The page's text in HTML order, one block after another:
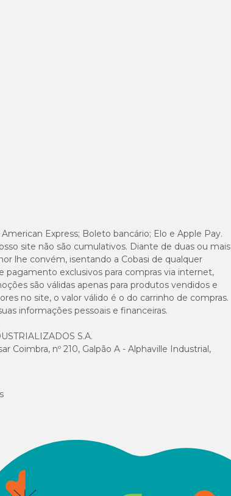
Express; Boleto bancário; Elo e Apple Pay.
site não são cumulativos. Diante de duas ou mais
lhe convém, isentando a Cobasi de qualquer
pagamento exclusivos para compras via internet,
são válidas apenas para produtos vendidos e
no site, o valor válido é o do carrinho de compras.
informações pessoais e financeiras.
S.A.
Coimbra, nº 210, Galpão A - Alphaville Industrial,